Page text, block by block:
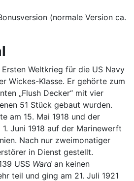
(normale Version ca.
Weltkrieg für die US Navy
Wickes-Klasse. Er gehörte zum
„Flush Decker“ mit vier
51 Stück gebaut wurden.
am 15. Mai 1918 und der
Juni 1918 auf der Marinewerft
Nach nur zweimonatiger
in Dienst gestellt.
USS Ward an keinen
teil und ging am 21. Juli 1921